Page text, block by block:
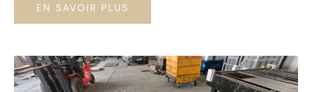
FERRONNERIE
:
ET
FORGE
SUR
MESURE
EN SAVOIR PLUS